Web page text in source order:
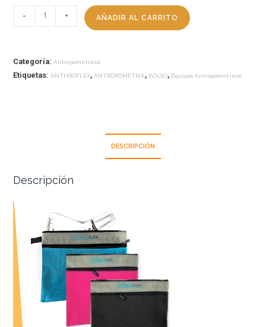
- + AÑADIR AL CARRITO
Categoría: Antropométricos
Etiquetas: ANTHROFLEX, ANTROPOMETRIA, BOLSO, Equipos Antropometricos
DESCRIPCIÓN
Descripción